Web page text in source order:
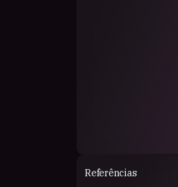
Referências